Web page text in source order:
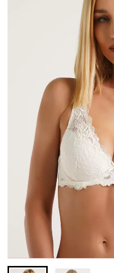
Безшовні легінси з
мікрофібри LEGGINGS 02
(чорний) Giulia
552 грн. 789 грн.